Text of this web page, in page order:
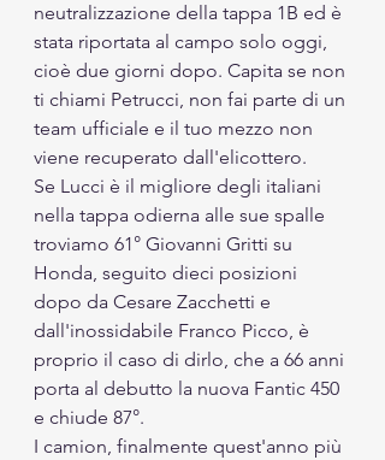
neutralizzazione della tappa 1B ed è
stata riportata al campo solo oggi,
cioè due giorni dopo. Capita se non
ti chiami Petrucci, non fai parte di un
team ufficiale e il tuo mezzo non
viene recuperato dall'elicottero.
Se Lucci è il migliore degli italiani
nella tappa odierna alle sue spalle
troviamo 61° Giovanni Gritti su
Honda, seguito dieci posizioni
dopo da Cesare Zacchetti e
dall'inossidabile Franco Picco, è
proprio il caso di dirlo, che a 66 anni
porta al debutto la nuova Fantic 450
e chiude 87°.
I camion, finalmente quest'anno più